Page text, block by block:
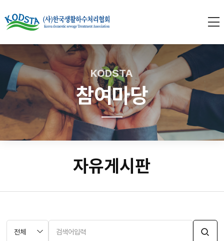
KODSTA
참여마당
자유게시판